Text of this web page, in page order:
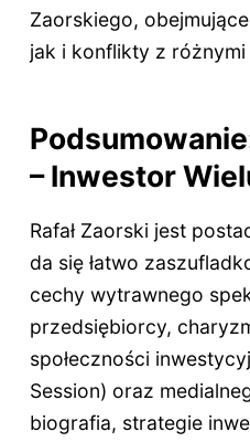
Zaorskiego,
jak i konflikty z
– Inwestor
Rafał Zaorski jest
da się łatwo
cechy wytrawnego
przedsiębiorcy,
społeczności
Session) oraz
biografia, strategie